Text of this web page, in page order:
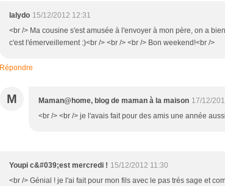
lalydo 15/12/2012 12:31
<br /> Ma cousine s'est amusée à l'envoyer à mon père, on a
c'est l'émerveillement :)<br /> <br /> <br /> Bon weekend!<br />
Répondre
M Maman@home, blog de maman à la maison 17/12/
<br /> <br /> je l'avais fait pour des amis une année
Youpi c&#039;est mercredi ! 15/12/2012 11:30
<br /> Génial ! je l'ai fait pour mon fils avec le pas trés sage et